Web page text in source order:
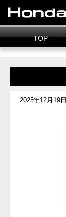
TOP
2025年12月19日